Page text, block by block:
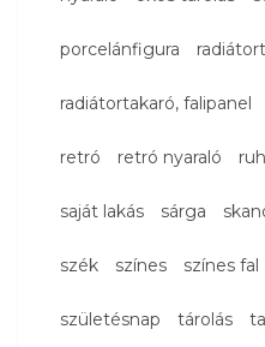
porcelánfigura
radiátortakaró, falipanel
retró retró nyaraló
saját lakás sárga
szék színes színes fal
születésnap tárolás